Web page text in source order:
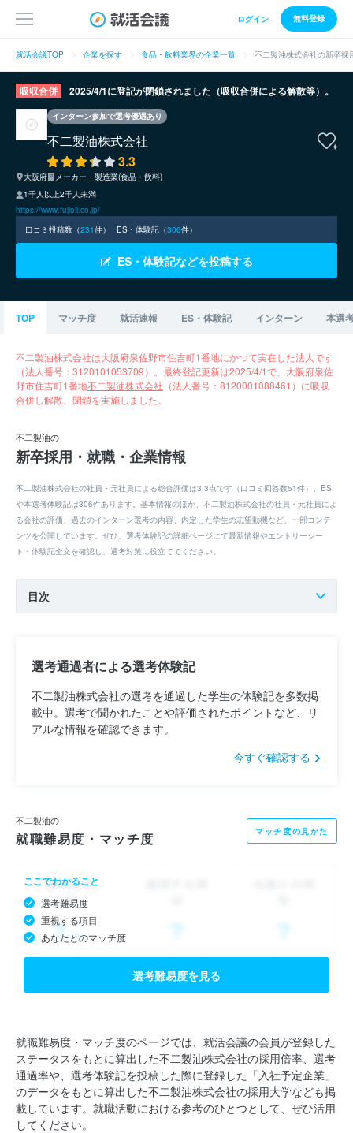
ログイン 無料登録
就活会議TOP 企業を探す 食品・飲料業界の企業一覧 不二製油株式会社の新卒採
吸収合併 2025/4/1に登記が閉鎖されました（吸収合併による解散等）。
インターン参加で選考優遇あり
不二製油株式会社
3.3
大阪府
メーカー・製造業(食品・飲料)
1千人以上2千人未満
https://www.fujioil.co.jp/
口コミ投稿数（231件） ES・体験記（306件）
ES・体験記などを投稿する
TOP マッチ度 就活速報 ES・体験記 インターン 本選
不二製油株式会社は大阪府泉佐野市住吉町1番地にかつて実在した法人です
（法人番号：3120101053709）。最終登記更新は2025/4/1で、大阪府泉佐
野市住吉町1番地不二製油株式会社 （法人番号：8120001088461）に吸収
合併し解散、閉鎖を実施しました。
不二製油の
新卒採用・就職・企業情報
不二製油株式会社の社員・元社員による総合評価は3.3点です（口コミ回答数51件）。ES
や本選考体験記は306件あります。基本情報のほか、不二製油株式会社の社員・元社員によ
る会社の評価、過去のインターン選考の内容、内定した学生の志望動機など、一部コンテ
ンツを公開しています。ぜひ、選考体験記の詳細ページにて最新情報やエントリーシー
ト・体験記全文を確認し、選考対策に役立ててください。
目次
選考通過者による選考体験記
不二製油株式会社の選考を通過した学生の体験記を多数掲
載中。選考で聞かれたことや評価されたポイントなど、リ
アルな情報を確認できます。
今すぐ確認する
不二製油の
就職難易度・マッチ度 マッチ度の見かた
ここでわかること
選考難易度
重視する項目
あなたとのマッチ度
選考難易度を見る
就職難易度・マッチ度のページでは、就活会議の会員が登録した
ステータスをもとに算出した不二製油株式会社の採用倍率、選考
通過率や、選考体験記を投稿した際に登録した「入社予定企業」
のデータをもとに算出した不二製油株式会社の採用大学なども掲
載しています。就職活動における参考のひとつとして、ぜひ活用
してください。